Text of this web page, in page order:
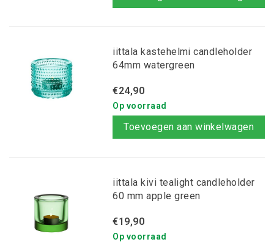
iittala kastehelmi candleholder
64mm watergreen
€24,90
Op voorraad
Toevoegen aan winkelwagen
iittala kivi tealight candleholder
60 mm apple green
€19,90
Op voorraad